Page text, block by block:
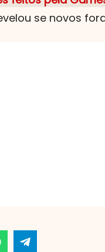
se novos